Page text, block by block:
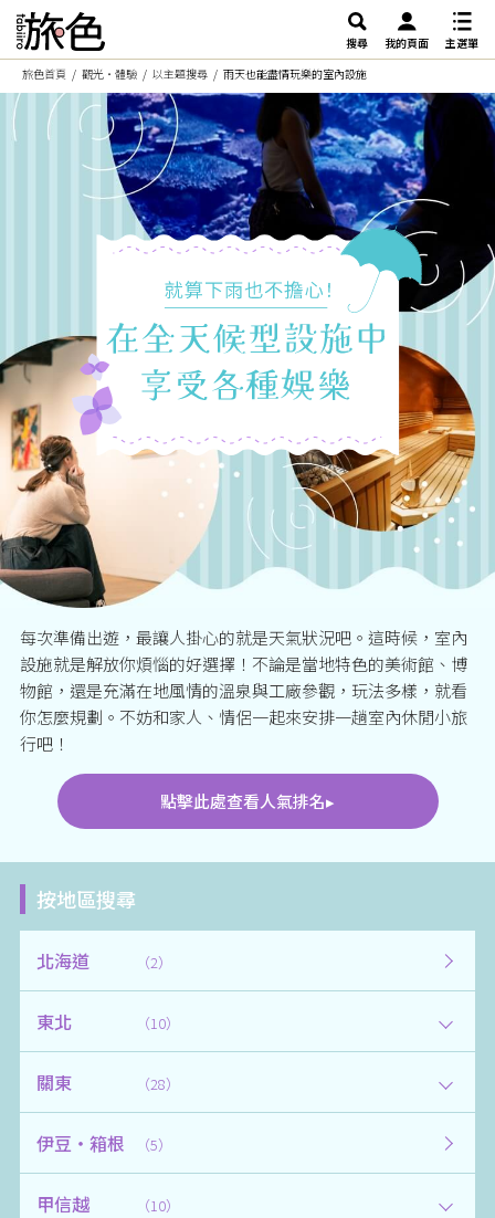
搜尋 我的頁面
主選單
旅色首頁
觀光・體驗 以主題搜尋 雨天也能盡情玩樂的室內設施
每次準備出遊，最讓人掛心的就是天氣狀況吧。這時候，室內
設施就是解放你煩惱的好選擇！不論是當地特色的美術館、博
物館，還是充滿在地風情的溫泉與工廠參觀，玩法多樣，就看
你怎麼規劃。不妨和家人、情侶一起來安排一趟室內休閒小旅
行吧！
點擊此處查看人氣排名▸
按地區搜尋
北海道 （2）
東北 （10）
關東 （28）
伊豆・箱根 （5）
甲信越 （10）